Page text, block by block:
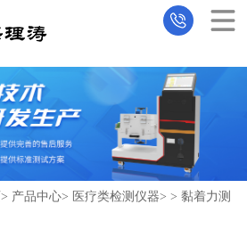
> 产品中心> 医疗类检测仪器> > 黏着力测